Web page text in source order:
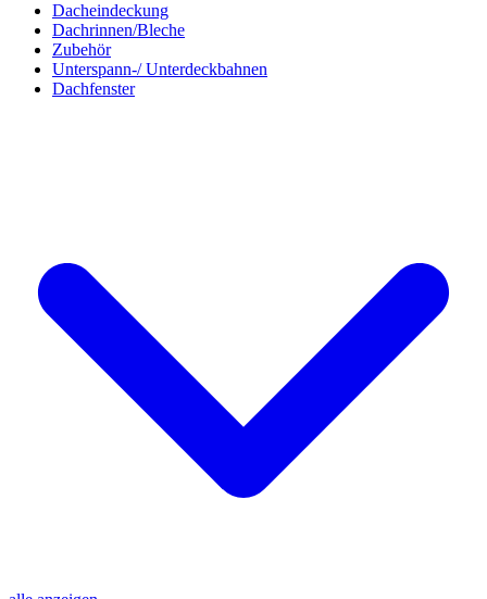
Dacheindeckung
Dachrinnen/Bleche
Zubehör
Unterspann-/ Unterdeckbahnen
Dachfenster